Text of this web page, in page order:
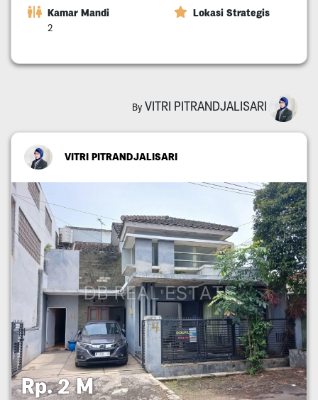
Kamar Mandi
2
Lokasi Strategis
By VITRI PITRANDJALISARI
VITRI PITRANDJALISARI
Rp. 2 M